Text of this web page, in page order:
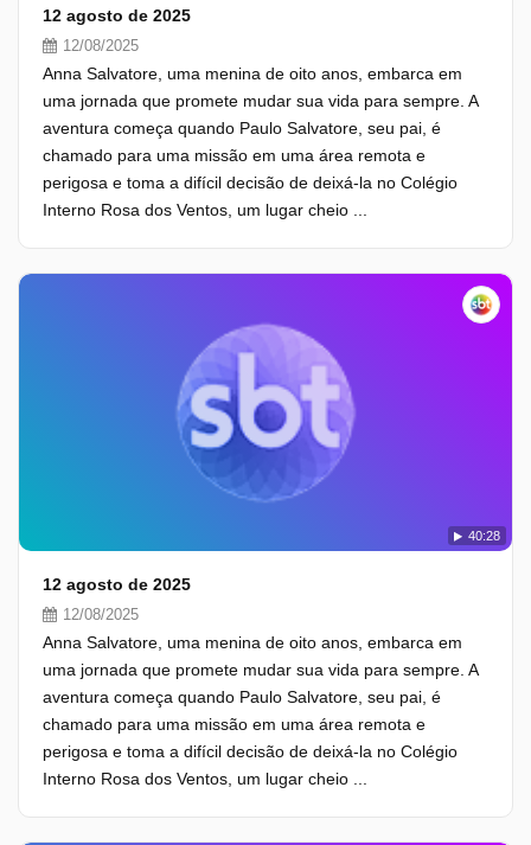
12 agosto de 2025
12/08/2025
Anna Salvatore, uma menina de oito anos, embarca em
uma jornada que promete mudar sua vida para sempre. A
aventura começa quando Paulo Salvatore, seu pai, é
chamado para uma missão em uma área remota e
perigosa e toma a difícil decisão de deixá-la no Colégio
Interno Rosa dos Ventos, um lugar cheio ...
40:28
12 agosto de 2025
12/08/2025
Anna Salvatore, uma menina de oito anos, embarca em
uma jornada que promete mudar sua vida para sempre. A
aventura começa quando Paulo Salvatore, seu pai, é
chamado para uma missão em uma área remota e
perigosa e toma a difícil decisão de deixá-la no Colégio
Interno Rosa dos Ventos, um lugar cheio ...